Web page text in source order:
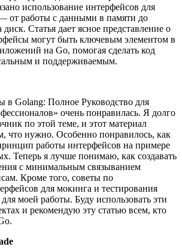
использование интерфейсов для
от работы с данными в памяти до
диск. Статья дает ясное представление о
могут быть ключевым элементом в
на Go, помогая сделать код
и поддерживаемым.
в Golang: Полное Руководство для
очень понравилась. Я долго
по этой теме, и этот материал
что нужно. Особенно понравилось, как
работы интерфейсов на примере
Теперь я лучше понимаю, как создавать
с минимальным связыванием
Кроме того, советы по
для мокинга и тестирования
моей работы. Буду использовать эти
и рекомендую эту статью всем, кто